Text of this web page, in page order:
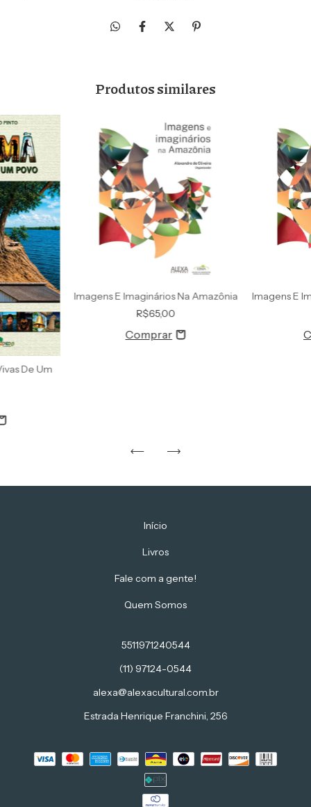
Produtos similares
De Um
Imagens E Imaginários Na Amazônia
R$65,00
Imagens E
Início
Livros
Fale com a gente!
Quem Somos
5511971240544
(11) 97124-0544
alexa@alexacultural.com.br
Estrada Henrique Franchini, 256